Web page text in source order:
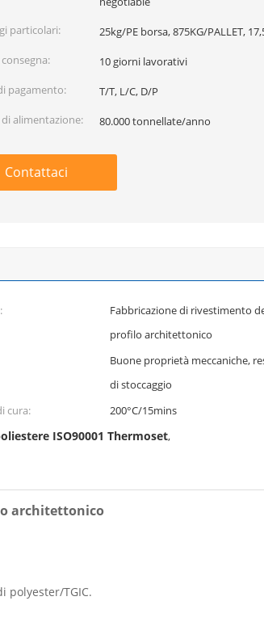
particolari:
25kg/PE borsa, 875KG/PALLET,
10 giorni lavorativi
pagamento:
T/T, L/C, D/P
di alimentazione:
80.000 tonnellate/anno
Contattaci
Fabbricazione di rivestimento
profilo architettonico
Buone proprietà meccaniche,
di stoccaggio
cura:
200°C/15mins
ISO90001 Thermoset,
architettonico
polyester/TGIC.